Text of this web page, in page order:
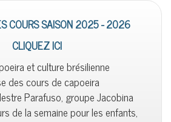
COURS SAISON 2025 - 2026
CLIQUEZ ICI
et culture brésilienne
des cours de capoeira
Parafuso, groupe Jacobina
de la semaine pour les enfants,